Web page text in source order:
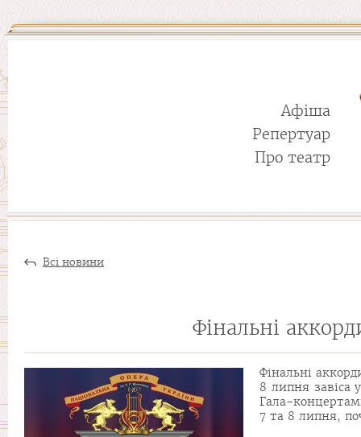
Афіша
Репертуар
Про театр
Всі новини
Фінальні
Фінальні
8 липня завіса
Гала-
7 та 8 липня,